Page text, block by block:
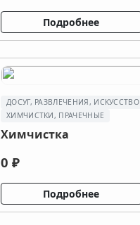
Подробнее
ДОСУГ, РАЗВЛЕЧЕНИЯ, ИСКУССТВО
ХИМЧИСТКИ, ПРАЧЕЧНЫЕ
Химчистка
0 ₽
Подробнее